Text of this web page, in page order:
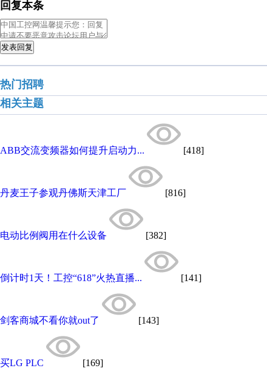
回复本条
发表回复
热门招聘
相关主题
ABB交流变频器如何提升启动力... [418]
丹麦王子参观丹佛斯天津工厂 [816]
电动比例阀用在什么设备 [382]
倒计时1天！工控“618”火热直播... [141]
剑客商城不看你就out了 [143]
买LG PLC [169]